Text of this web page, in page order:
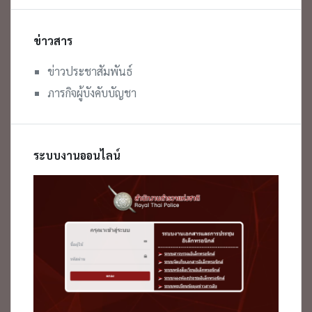
ข่าวสาร
ข่าวประชาสัมพันธ์
ภารกิจผู้บังคับบัญชา
ระบบงานออนไลน์